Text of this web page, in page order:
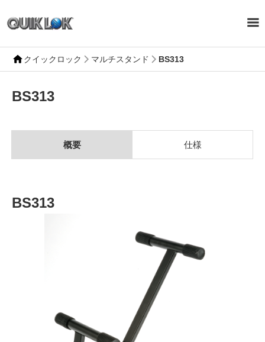
クイックロック マルチスタンド BS313
BS313
概要 仕様
BS313